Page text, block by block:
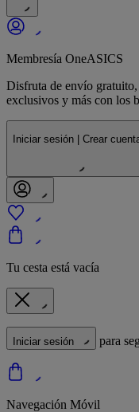
Membresía OneASICS
Disfruta de envío
exclusivos y más con
Iniciar sesión | Crear
Tu cesta está vacía
Iniciar sesión para
Navegación Móvil